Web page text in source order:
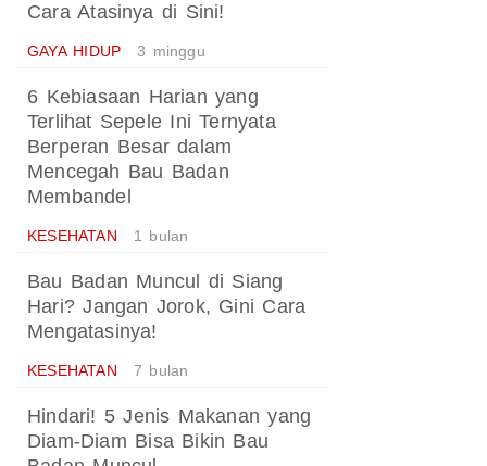
Cara Atasinya di Sini!
GAYA HIDUP 3 minggu
6 Kebiasaan Harian yang
Terlihat Sepele Ini Ternyata
Berperan Besar dalam
Mencegah Bau Badan
Membandel
KESEHATAN 1 bulan
Bau Badan Muncul di Siang
Hari? Jangan Jorok, Gini Cara
Mengatasinya!
KESEHATAN 7 bulan
Hindari! 5 Jenis Makanan yang
Diam-Diam Bisa Bikin Bau